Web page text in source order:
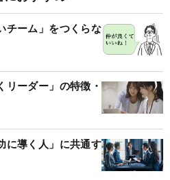
チーム」をつくらな
リーダー」の特徴・
に導く人」に共通す